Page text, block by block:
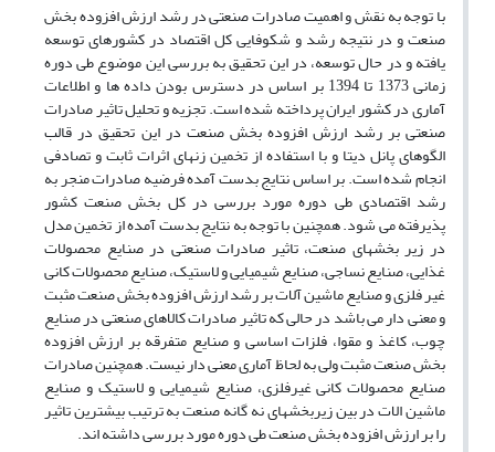
با توجه به نقش و اهمیت صادرات صنعتی در رشد ارزش افزوده بخش
صنعت و در نتیجه رشد و شکوفایی کل اقتصاد در کشورهای توسعه
یافته و در حال توسعه، در این تحقیق به بررسی این موضوع طی دوره
زمانی 1373 تا 1394 بر اساس در دسترس بودن داده ها و اطلاعات
آماری در کشور ایران پرداخته شده است. تجزیه و تحلیل تاثیر صادرات
صنعتی بر رشد ارزش افزوده بخش صنعت در این تحقیق در قالب
الگوهای پانل دیتا و با استفاده از تخمین زنهای اثرات ثابت و تصادفی
انجام شده است. بر اساس نتایج بدست آمده فرضیه صادرات منجر به
رشد اقتصادی طی دوره مورد بررسی در کل بخش صنعت کشور
پذیرفته می شود. همچنین با توجه به نتایج بدست آمده از تخمین مدل
در زیر بخشهای صنعت، تاثیر صادرات صنعتی در صنایع محصولات
غذایی، صنایع نساجی، صنایع شیمیایی و لاستیک، صنایع محصولات کانی
غیر فلزی و صنایع ماشین آلات بر رشد ارزش افزوده بخش صنعت مثبت
و معنی دار می باشد در حالی که تاثیر صادرات کالاهای صنعتی در صنایع
چوب، کاغذ و مقوا، فلزات اساسی و صنایع متفرقه بر ارزش افزوده
بخش صنعت مثبت ولی به لحاظ آماری معنی دار نیست. همچنین صادرات
صنایع محصولات کانی غیرفلزی، صنایع شیمیایی و لاستیک و صنایع
ماشین الات در بین زیربخشهای نه گانه صنعت به ترتیب بیشترین تاثیر
را بر ارزش افزوده بخش صنعت طی دوره مورد بررسی داشته اند.